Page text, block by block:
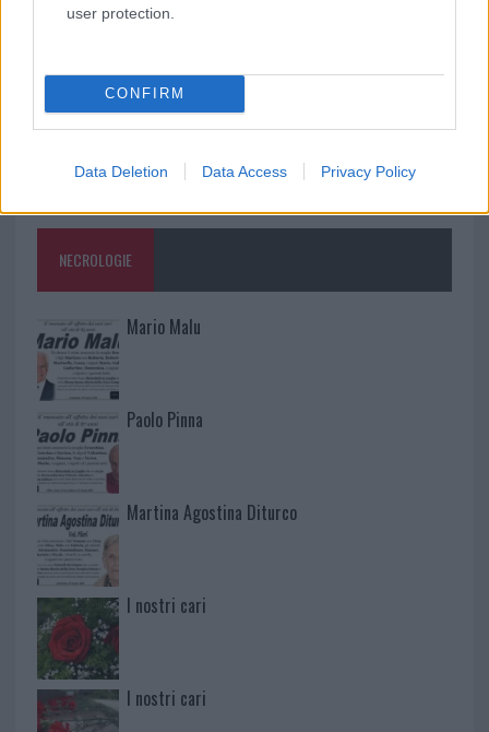
user protection.
CONFIRM
Data Deletion Data Access Privacy Policy
NECROLOGIE
Mario Malu
Paolo Pinna
Martina Agostina Diturco
I nostri cari
I nostri cari